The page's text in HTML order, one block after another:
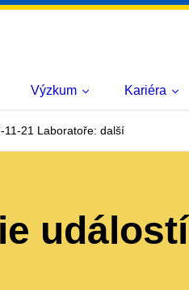
Výzkum Kariéra
11-21 Laboratoře: další
událostí